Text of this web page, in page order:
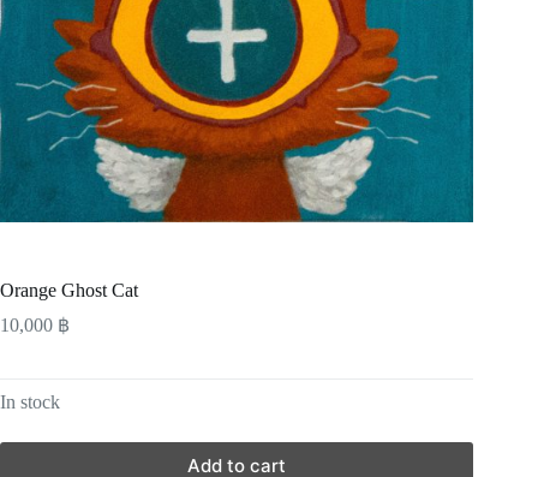
Orange Ghost Cat
10,000 ฿
In stock
Add to cart